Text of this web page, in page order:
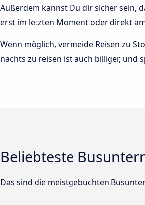
Außerdem kannst Du dir sicher sein,
erst im letzten Moment oder direkt
Wenn möglich, vermeide Reisen zu
nachts zu reisen ist auch billiger, und
Beliebteste
Das sind die meistgebuchten